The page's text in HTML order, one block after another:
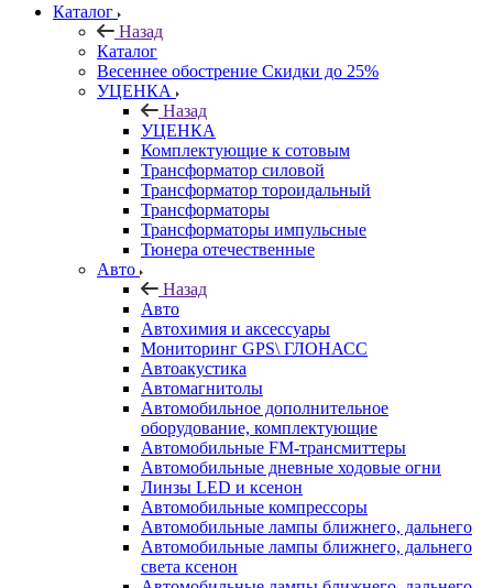
Каталог
Назад
Каталог
Весеннее обострение Скидки до 25%
УЦЕНКА
Назад
УЦЕНКА
Комплектующие к сотовым
Трансформатор силовой
Трансформатор тороидальный
Трансформаторы
Трансформаторы импульсные
Тюнера отечественные
Авто
Назад
Авто
Автохимия и аксессуары
Мониторинг GPS\ ГЛОНАСС
Автоакустика
Автомагнитолы
Автомобильное дополнительное
оборудование, комплектующие
Автомобильные FM-трансмиттеры
Автомобильные дневные ходовые огни
Линзы LED и ксенон
Автомобильные компрессоры
Автомобильные лампы ближнего, дальнего
Автомобильные лампы ближнего, дальнего
света ксенон